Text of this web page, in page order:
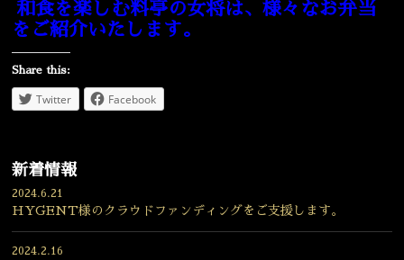
和食を楽しむ料亭の女将は、様々なお弁当
をご紹介いたします。
Share this:
Twitter Facebook
新着情報
2024.6.21
HYGENT様のクラウドファンディングをご支援します。
2024.2.16